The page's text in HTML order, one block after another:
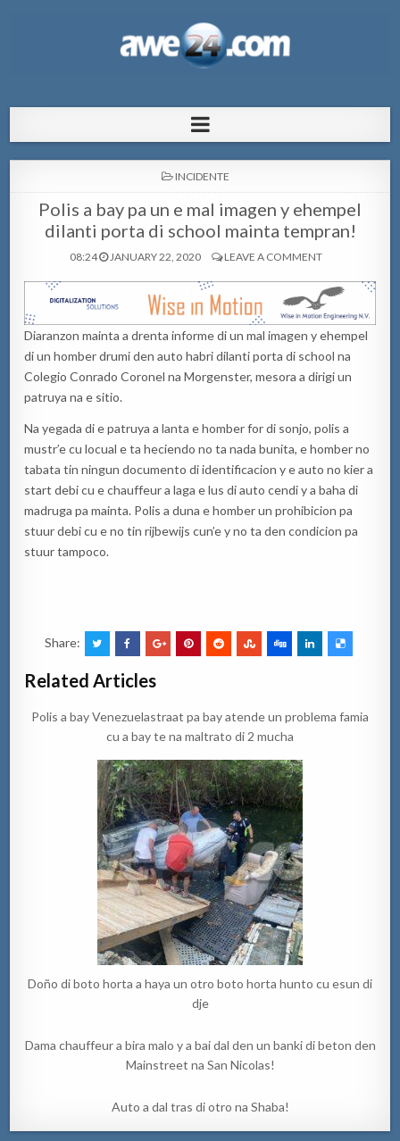
pa Aruba
POSTED
INCIDENTE
Polis a bay pa un e mal imagen y ehempel
dilanti porta di school mainta tempran!
08:24 JANUARY 22, 2020 LEAVE A COMMENT
Diaranzon mainta a drenta informe di un mal imagen y ehempel
di un homber drumi den auto habri dilanti porta di school na
Colegio Conrado Coronel na Morgenster, mesora a dirigi un
patruya na e sitio.
Na yegada di e patruya a lanta e homber for di sonjo, polis a
mustr’e cu locual e ta heciendo no ta nada bunita, e homber no
tabata tin ningun documento di identificacion y e auto no kier a
start debi cu e chauffeur a laga e lus di auto cendi y a baha di
madruga pa mainta. Polis a duna e homber un prohibicion pa
stuur debi cu e no tin rijbewijs cun’e y no ta den condicion pa
stuur tampoco.
Share:
Related Articles
Polis a bay Venezuelastraat pa bay atende un problema famia
cu a bay te na maltrato di 2 mucha
Doño di boto horta a haya un otro boto horta hunto cu esun di
dje
Dama chauffeur a bira malo y a bai dal den un banki di beton den
Mainstreet na San Nicolas!
Auto a dal tras di otro na Shaba!